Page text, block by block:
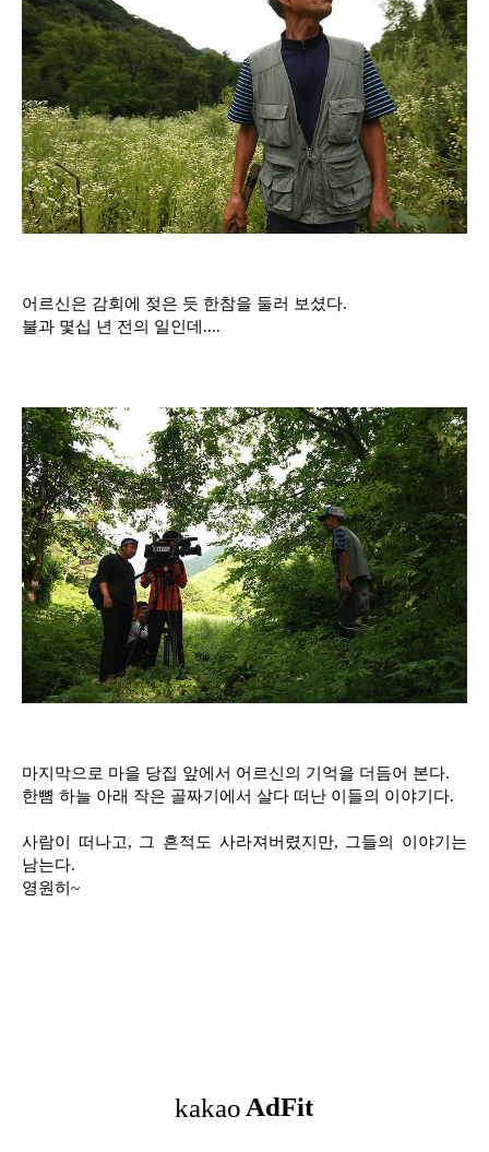
어르신은 감회에 젖은 듯 한참을 둘러 보셨다.
불과 몇십 년 전의 일인데....
마지막으로 마을 당집 앞에서 어르신의 기억을 더듬어 본다.
한뼘 하늘 아래 작은 골짜기에서 살다 떠난 이들의 이야기다.
사람이 떠나고, 그 흔적도 사라져버렸지만, 그들의 이야기는
남는다.
영원히~